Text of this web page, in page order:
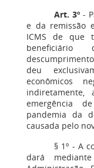
Art. 3º -
e da remissão
ICMS de que
deu
econômicos
emergência
pandemia da
causada pelo
§ 1º - A
dará